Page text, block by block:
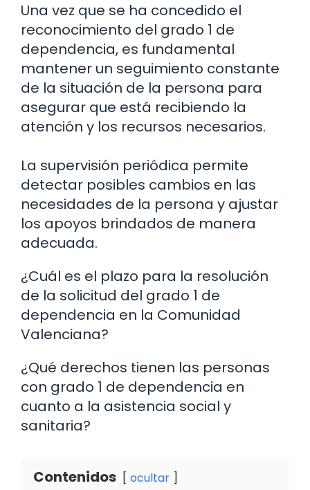
Una vez que se ha concedido el
reconocimiento del grado 1 de
dependencia, es fundamental
mantener un seguimiento constante
de la situación de la persona para
asegurar que está recibiendo la
atención y los recursos necesarios.
La supervisión periódica permite
detectar posibles cambios en las
necesidades de la persona y ajustar
los apoyos brindados de manera
adecuada.
¿Cuál es el plazo para la resolución
de la solicitud del grado 1 de
dependencia en la Comunidad
Valenciana?
¿Qué derechos tienen las personas
con grado 1 de dependencia en
cuanto a la asistencia social y
sanitaria?
Contenidos ocultar